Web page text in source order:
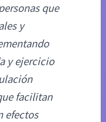
que
y
y ejercicio
facilitan
efectos